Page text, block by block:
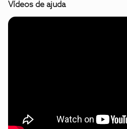
Vídeos de ajuda